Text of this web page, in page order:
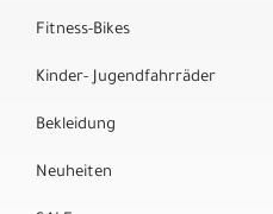
Fitness-Bikes
Kinder- Jugendfahrräder
Bekleidung
Neuheiten